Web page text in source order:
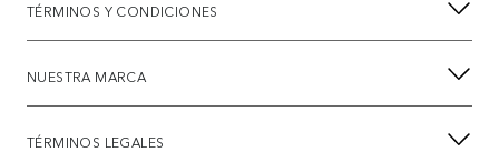
TÉRMINOS Y CONDICIONES
NUESTRA MARCA
TÉRMINOS LEGALES